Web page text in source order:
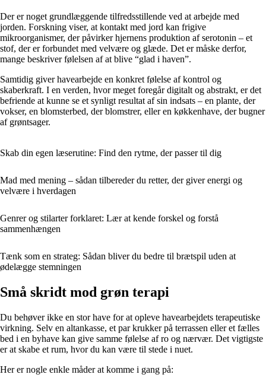
Der er noget grundlæggende tilfredsstillende ved at arbejde med
jorden. Forskning viser, at kontakt med jord kan frigive
mikroorganismer, der påvirker hjernens produktion af serotonin – et
stof, der er forbundet med velvære og glæde. Det er måske derfor,
mange beskriver følelsen af at blive “glad i haven”.
Samtidig giver havearbejde en konkret følelse af kontrol og
skaberkraft. I en verden, hvor meget foregår digitalt og abstrakt, er det
befriende at kunne se et synligt resultat af sin indsats – en plante, der
vokser, en blomsterbed, der blomstrer, eller en køkkenhave, der bugner
af grøntsager.
Skab din egen læserutine: Find den rytme, der passer til dig
Mad med mening – sådan tilbereder du retter, der giver energi og
velvære i hverdagen
Genrer og stilarter forklaret: Lær at kende forskel og forstå
sammenhængen
Tænk som en strateg: Sådan bliver du bedre til brætspil uden at
ødelægge stemningen
Små skridt mod grøn terapi
Du behøver ikke en stor have for at opleve havearbejdets terapeutiske
virkning. Selv en altankasse, et par krukker på terrassen eller et fælles
bed i en byhave kan give samme følelse af ro og nærvær. Det vigtigste
er at skabe et rum, hvor du kan være til stede i nuet.
Her er nogle enkle måder at komme i gang på: